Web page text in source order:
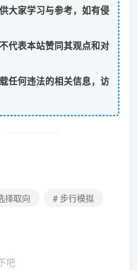
大家学习与参考，如有侵
代表本站赞同其观点和对
任何违法的相关信息，访
择取向
# 步行模拟
吧